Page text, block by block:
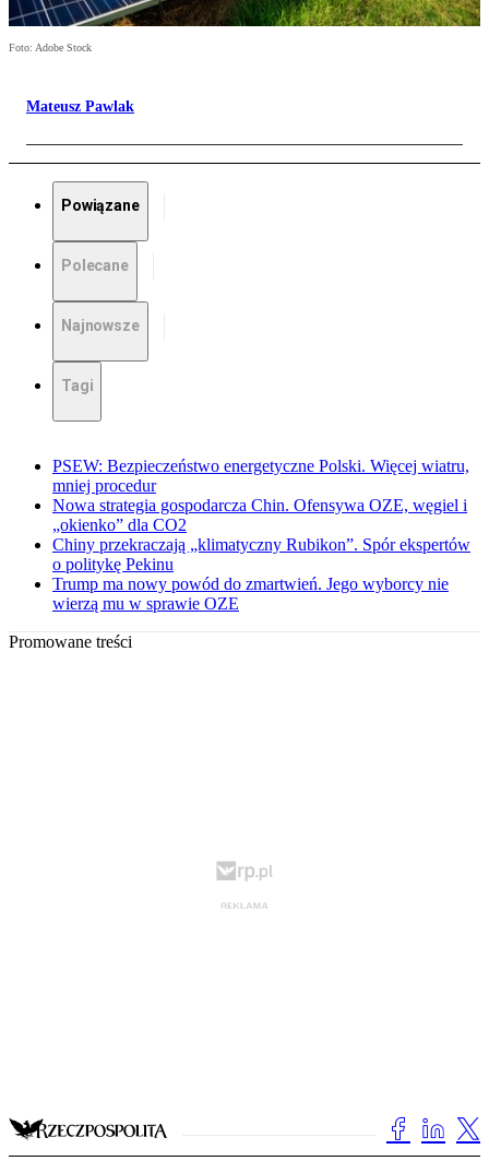
Foto: Adobe Stock
Mateusz Pawlak
Powiązane
Polecane
Najnowsze
Tagi
PSEW: Bezpieczeństwo energetyczne Polski. Więcej wiatru,
mniej procedur
Nowa strategia gospodarcza Chin. Ofensywa OZE, węgiel i
„okienko” dla CO2
Chiny przekraczają „klimatyczny Rubikon”. Spór ekspertów
o politykę Pekinu
Trump ma nowy powód do zmartwień. Jego wyborcy nie
wierzą mu w sprawie OZE
Promowane treści